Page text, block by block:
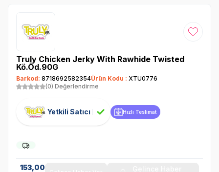
Favoriye
Truly Chicken Jerky With Rawhide Twisted
Kö.Öd.90G
Barkod: 8718692582354Ürün Kodu : XTU0776
(0) Değerlendirme
Yetkili Satıcı Hızlı Teslimat
153,00